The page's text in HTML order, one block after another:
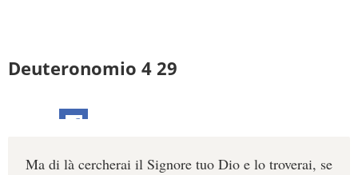
Deuteronomio 4 29
Ma di là cercherai il Signore tuo Dio e lo troverai, se